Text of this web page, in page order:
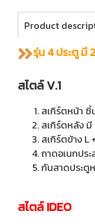
Product
รุ่น 4 ประตู มี
สไตล์ V.1
สเกิร์ตหน้า ชิ้
สเกิร์ตหลัง มี
สเกิร์ตข้าง L
ถาดอเนกปร
กันสาดประตู
สไตล์ IDEO